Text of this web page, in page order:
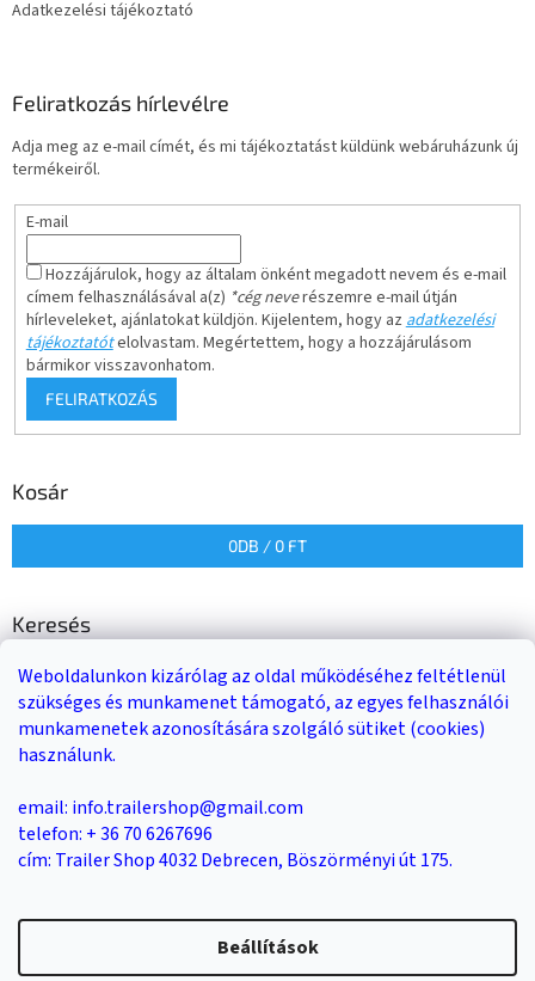
Weboldalunkon kizárólag az oldal működéséhez feltétlenül
szükséges és munkamenet támogató, az egyes felhasználói
munkamenetek azonosítására szolgáló sütiket (cookies)
használunk.
email: info.trailershop@gmail.com
telefon: + 36 70 6267696
cím: Trailer Shop 4032 Debrecen, Böszörményi út 175.
Beállítások
Adatkezelési tájékoztató
Feliratkozás hírlevélre
Adja meg az e-mail címét, és mi tájékoztatást küldünk webáruházunk új
termékeiről.
E-mail
Hozzájárulok, hogy az általam önként megadott nevem és e-mail
címem felhasználásával a(z) *cég neverészemre e-mail útján
hírleveleket, ajánlatokat küldjön. Kijelentem, hogy azadatkezelési
tájékoztatótelolvastam. Megértettem, hogy a hozzájárulásom
bármikor visszavonhatom.
FELIRATKOZÁS
Kosár
0DB / 0 FT
Keresés
KERESÉS